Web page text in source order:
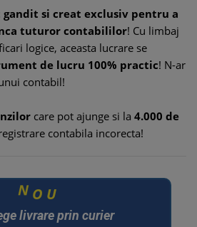
si creat exclusiv pentru a
tuturor contabililor! Cu limbaj
logice, aceasta lucrare se
de lucru 100% practic! N-ar
contabil!
care pot ajunge si la 4.000 de
contabila incorecta!
N O U
livrare prin curier